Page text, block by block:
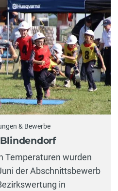
& Bewerbe
Temperaturen wurden
der Abschnittsbewerb
in